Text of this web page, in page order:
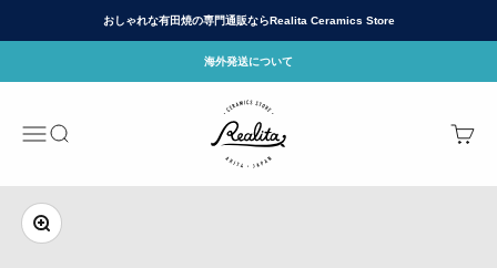
おしゃれな有田焼の専門通販ならRealita Ceramics Store
海外発送について
メニュー
検索
有田焼(ありたやき)の専門通販 Realita
カート
ズームイン